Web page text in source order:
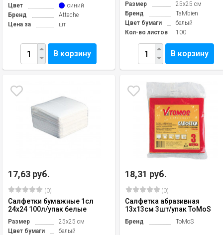
Цвет
синий
Бренд
Аttache
Цена за
шт
В корзину
Размер
25х25 см
Бренд
TaMbien
Цвет бумаги
белый
Кол-во листов
100
В корзину
17,63 руб.
(0)
Салфетки бумажные 1сл
24х24 100л/упак белые
Размер
25х25 см
Цвет бумаги
белый
18,31 руб.
(0)
Салфетка абразивная
13х13см 3шт/упак ToMoS
Бренд ToMoS